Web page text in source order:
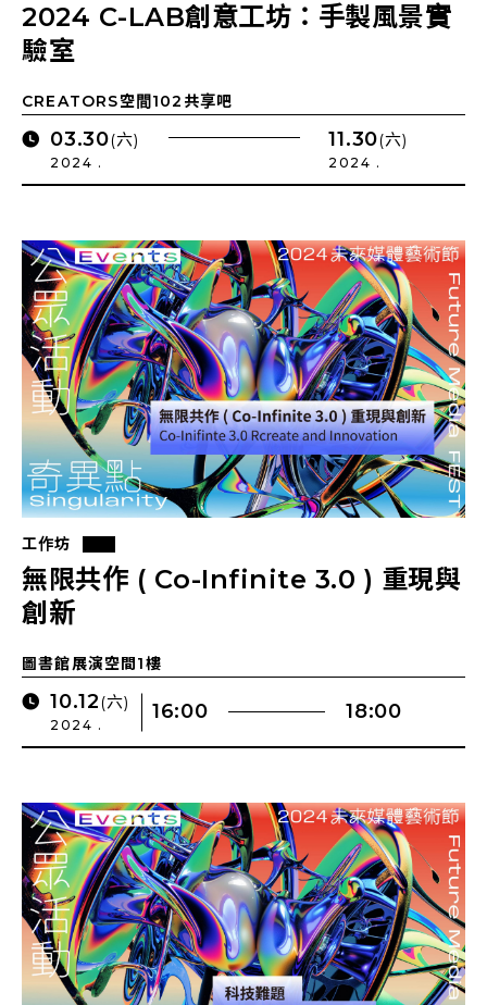
2024 C-LAB創意工坊：手製風景實
驗室
CREATORS空間102共享吧
03.30(六)
2024 .
11.30(六)
2024 .
工作坊
無限共作 ( Co-Infinite 3.0 ) 重現與
創新
圖書館展演空間1樓
10.12(六)
2024 .
16:00 18:00